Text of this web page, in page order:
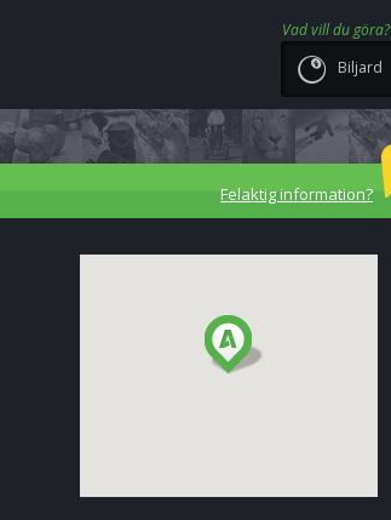
Vad vill du göra?
Biljard
Felaktig information?